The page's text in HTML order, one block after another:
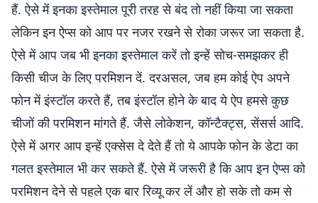
हैं. ऐसे में इनका इस्तेमाल पूरी तरह से बंद तो नहीं किया जा सकता
लेकिन इन ऐप्स को आप पर नजर रखने से रोका जरूर जा सकता है.
ऐसे में आप जब भी इनका इस्तेमाल करें तो इन्हें सोच-समझकर ही
किसी चीज के लिए परमिशन दें. दरअसल, जब हम कोई ऐप अपने
फोन में इंस्टॉल करते हैं, तब इंस्टॉल होने के बाद ये ऐप हमसे कुछ
चीजों की परमिशन मांगते हैं. जैसे लोकेशन, कॉन्टैक्ट्स, सेंसर्स आदि.
ऐसे में अगर आप इन्हें एक्सेस दे देते हैं तो ये आपके फोन के डेटा का
गलत इस्तेमाल भी कर सकते हैं. ऐसे में जरूरी है कि आप इन ऐप्स को
परमिशन देने से पहले एक बार रिव्यू कर लें और हो सके तो कम से